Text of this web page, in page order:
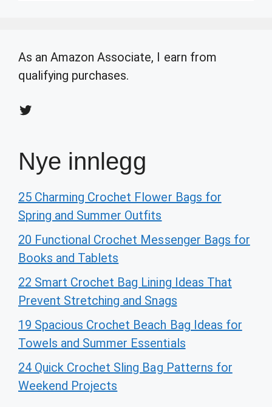
As an Amazon Associate, I earn from
qualifying purchases.
Twitter
Nye innlegg
25 Charming Crochet Flower Bags for
Spring and Summer Outfits
20 Functional Crochet Messenger Bags for
Books and Tablets
22 Smart Crochet Bag Lining Ideas That
Prevent Stretching and Snags
19 Spacious Crochet Beach Bag Ideas for
Towels and Summer Essentials
24 Quick Crochet Sling Bag Patterns for
Weekend Projects